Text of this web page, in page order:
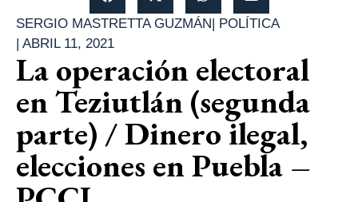
SERGIO MASTRETTA GUZMÁN
POLÍTICA
ABRIL 11, 2021
La operación electoral
en Teziutlán (segunda
parte) / Dinero ilegal,
elecciones en Puebla –